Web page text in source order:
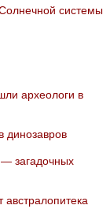
системы
археологи в
динозавров
— загадочных
австралопитека